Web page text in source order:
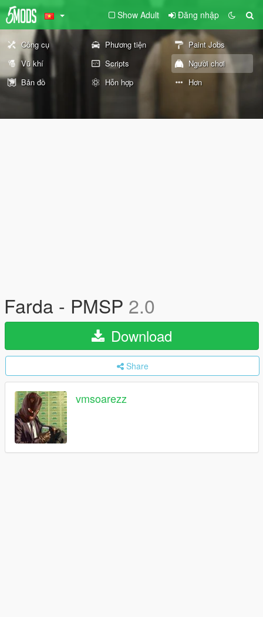
Show Adult Đăng nhập
Công cụ Phương tiện
Paint Jobs
Vũ khí
Scripts
Người chơi
Bản đồ
Hỗn hợp Hơn
Farda - PMSP 2.0
Download
Share
vmsoarezz